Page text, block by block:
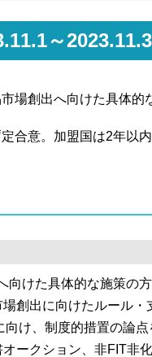
件を厳格化。実態とし
と解される事例につい
から続く検討内容を踏
動・排出係数・地球温
設定、都市ガス・熱の
ち3海域で事業者が選
低炭素水素等の支援制
年1月に発表された中
～
場創出へ向けた具体的
合意。加盟国は2年以
向けた具体的な施策の
創出に向けたルール・
け、制度的措置の論点
ークション、非FIT非